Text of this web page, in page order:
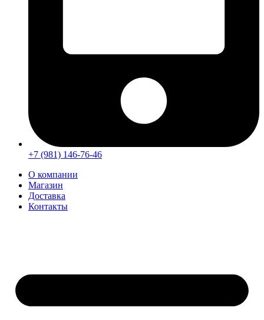
+7 (981) 146-76-46
О компании
Магазин
Доставка
Контакты